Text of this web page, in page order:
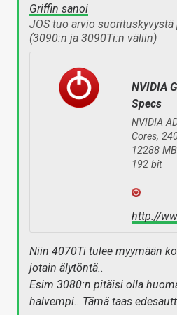
Griffin sanoi
JOS tuo arvio suorituskyvystä
(3090:n ja 3090Ti:n väliin)
NVIDIA
Specs
NVIDIA
Cores,
12288
192 bit
http://
Niin 4070Ti tulee myymään
jotain älytöntä..
Esim 3080:n pitäisi olla
halvempi.. Tämä taas